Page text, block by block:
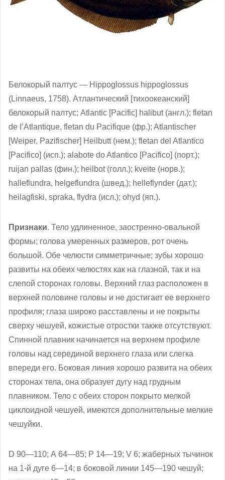
Белокорый палтус — Hippoglossus hippoglossus
(Linnaeus, 1758). Атлантический [тихоокеанский]
белокорый палтус; Atlantic [Pacific] halibut (англ.); fletan
de I’Atlantique, fletan du Pacifique (фр.); Atlantischer
[Weiper, Pazifischer] Heilbutt (нем.); fletan del Atlantico
[Pacifico] (исп.); alabote do Atlantico [Pacifico] (порт.);
ruijan pallas (фин.); heilbot (голл.); kveite (норв.);
halleflundra, helgeflundra (швед.); helleflynder (дат.);
heilagfiski, spraka, flydra (исл.); ohyd (яп.).
Признаки. Тело удлиненное, заостренно-овальной
формы; голова умеренных размеров, рот очень
большой. Обе челюсти симметричные; зубы хорошо
развиты на обеих челюстях как на глазной, так и на
слепой сторонах головы. Верхний глаз расположен в
верхней половине головы и не достигает ее верхнего
профиля; глаза широко расставлены и не покрыты
сверху чешуей, кожистые отростки также отсутствуют.
Спинной плавник начинается на верхнем профиле
головы над серединой верхнего глаза или слегка
впереди его. Боковая линия хорошо развита на обеих
сторонах тела, она образует дугу над грудным
плавником. Тело с обеих сторон покрыто мелкой
циклоидной чешуей, имеются дополнительные мелкие
чешуйки.
D 90—110; А 64—85; Р 14—19; V 6; жаберных тычинок
на 1-й дуге 6—14; в боковой линии 145—190 чешуй;